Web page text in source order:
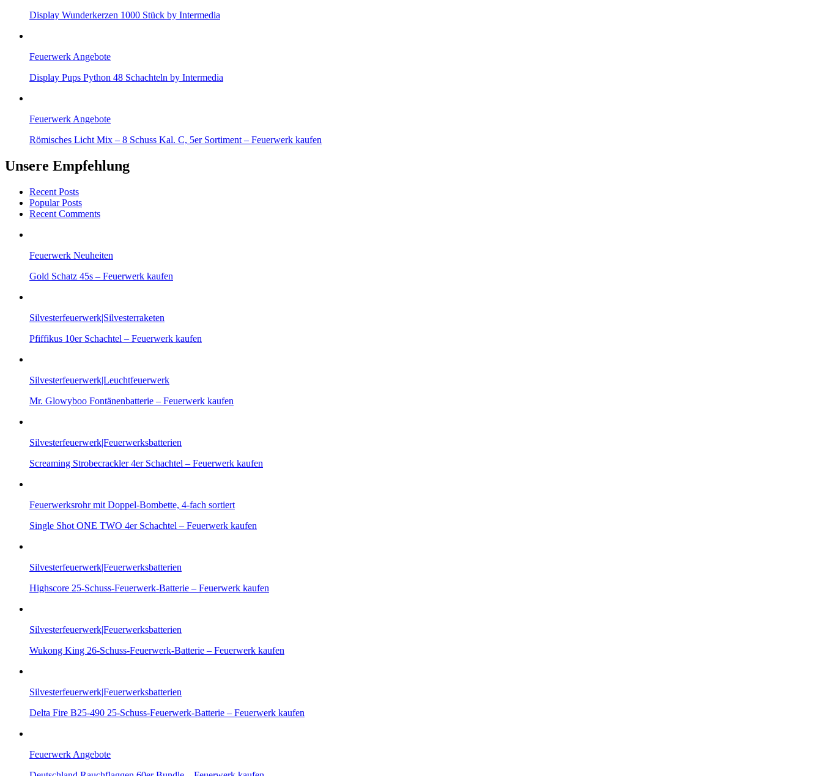
Display Wunderkerzen 1000 Stück by Intermedia
Feuerwerk Angebote
Display Pups Python 48 Schachteln by Intermedia
Feuerwerk Angebote
Römisches Licht Mix – 8 Schuss Kal. C, 5er Sortiment – Feuerwerk kaufen
Unsere Empfehlung
Recent Posts
Popular Posts
Recent Comments
Feuerwerk Neuheiten
Gold Schatz 45s – Feuerwerk kaufen
Silvesterfeuerwerk|Silvesterraketen
Pfiffikus 10er Schachtel – Feuerwerk kaufen
Silvesterfeuerwerk|Leuchtfeuerwerk
Mr. Glowyboo Fontänenbatterie – Feuerwerk kaufen
Silvesterfeuerwerk|Feuerwerksbatterien
Screaming Strobecrackler 4er Schachtel – Feuerwerk kaufen
Feuerwerksrohr mit Doppel-Bombette, 4-fach sortiert
Single Shot ONE TWO 4er Schachtel – Feuerwerk kaufen
Silvesterfeuerwerk|Feuerwerksbatterien
Highscore 25-Schuss-Feuerwerk-Batterie – Feuerwerk kaufen
Silvesterfeuerwerk|Feuerwerksbatterien
Wukong King 26-Schuss-Feuerwerk-Batterie – Feuerwerk kaufen
Silvesterfeuerwerk|Feuerwerksbatterien
Delta Fire B25-490 25-Schuss-Feuerwerk-Batterie – Feuerwerk kaufen
Feuerwerk Angebote